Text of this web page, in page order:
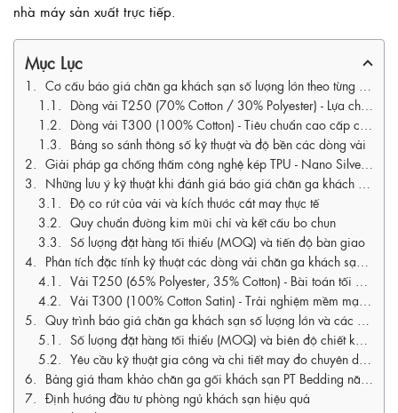
nhà máy sản xuất trực tiếp.
Mục Lục
Cơ cấu báo giá chăn ga khách sạn số lượng lớn theo từng dòng chất liệu vải
Dòng vải T250 (70% Cotton / 30% Polyester) - Lựa chọn thực dụng cho khách sạn 2-3 sao
Dòng vải T300 (100% Cotton) - Tiêu chuẩn cao cấp cho khách sạn 4 sao và resort
Bảng so sánh thông số kỹ thuật và độ bền các dòng vải
Giải pháp ga chống thấm công nghệ kép TPU - Nano Silver bảo vệ nệm khách sạn
Những lưu ý kỹ thuật khi đánh giá báo giá chăn ga khách sạn số lượng lớn
Độ co rút của vải và kích thước cắt may thực tế
Quy chuẩn đường kim mũi chỉ và kết cấu bo chun
Số lượng đặt hàng tối thiểu (MOQ) và tiến độ bàn giao
Phân tích đặc tính kỹ thuật các dòng vải chăn ga khách sạn tại PT Bedding
Vải T250 (65% Polyester, 35% Cotton) - Bài toán tối ưu chi phí vận hành
Vải T300 (100% Cotton Satin) - Trải nghiệm mềm mại và rủi ro co rút sợi
Quy trình báo giá chăn ga khách sạn số lượng lớn và các yếu tố cấu thành chi phí
Số lượng đặt hàng tối thiểu (MOQ) và biên độ chiết khấu thực tế
Yêu cầu kỹ thuật gia công và chi tiết may đo chuyên dụng
Bảng giá tham khảo chăn ga gối khách sạn PT Bedding năm 2026
Định hướng đầu tư phòng ngủ khách sạn hiệu quả